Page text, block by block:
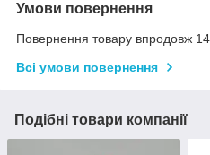
Умови повернення
Повернення товару впродовж
Всі умови повернення
Подібні товари компанії